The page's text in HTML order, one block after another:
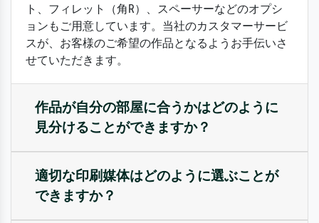
ト、フィレット（角R）、スペーサーなどのオプシ
ョンもご用意しています。当社のカスタマーサービ
スが、お客様のご希望の作品となるようお手伝いさ
せていただきます。
作品が自分の部屋に合うかはどのように
見分けることができますか？
適切な印刷媒体はどのように選ぶことが
できますか？